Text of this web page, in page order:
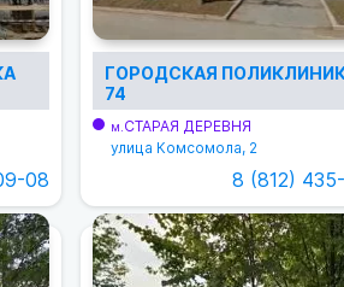
08
ГОРОДСКАЯ
74
м.СТАРАЯ ДЕРЕВНЯ
улица Комсомола, 2
8 (812)